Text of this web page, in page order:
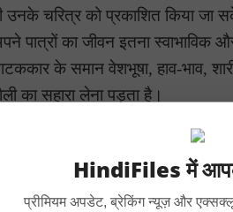
HindiFiles में
प्रीमियम अपडेट, ब्रेकिंग न्यूज़ और
चरित्र को प्रकाशित किया जा
पात्रों का जीवन इतना स्वाभाविक
के समान वेशभूषा, हाव-भाव,
का सहारा लेना पड़ता है।
यही यह तत्त्व है जिसके द्वारा
की अपेक्षा अधिक कठिन होता है।